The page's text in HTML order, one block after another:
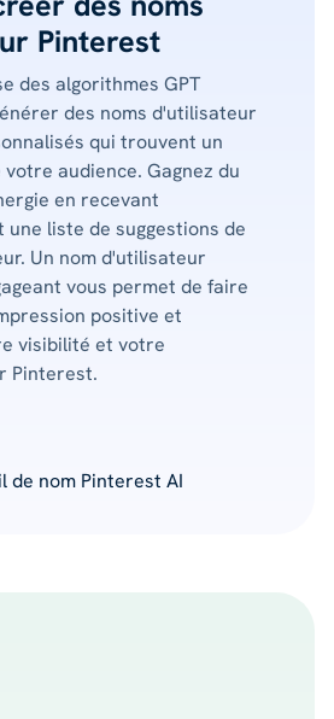
Pinterest
des algorithmes GPT
des noms d'utilisateur
qui trouvent un
audience. Gagnez du
en recevant
liste de suggestions de
Un nom d'utilisateur
vous permet de faire
positive et
visibilité et votre
Pinterest.